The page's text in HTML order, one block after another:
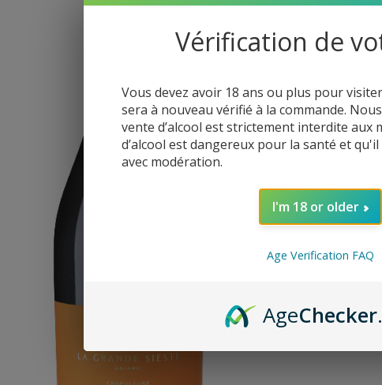
Vérification de
Vous devez avoir 18 ans ou plus pour
sera à nouveau vérifié à la commande.
vente d’alcool est strictement interdite aux
d’alcool est dangereux pour la santé et
avec modération.
I'm 18 or older
Age Verification FAQ
AgeChecker